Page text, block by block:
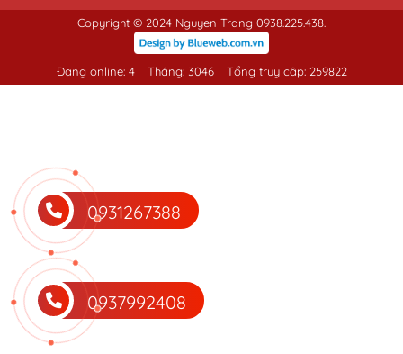
Copyright © 2024 Nguyen Trang 0938.225.438.
Đang online: 4 Tháng: 3046 Tổng truy cập: 259822
0931267388
0937992408